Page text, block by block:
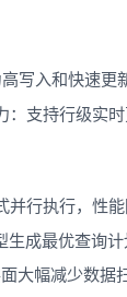
写入和快速更
支持行级实时
行执行，性
成最优查询计
大幅减少数据